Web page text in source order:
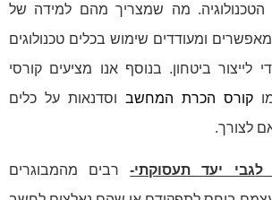
הטכנולוגיה. מה שמצריך מהם למידה של
מאפשרים ומעודדים שימוש בכלים טכנולוגים
לייצור ביטחון. בנוסף אנו מציעים קורסי
קורס הכרת המחשב וסדנאות על כלים
לצורך.
יעד תעסוקתי-רבים מהמבוגרים